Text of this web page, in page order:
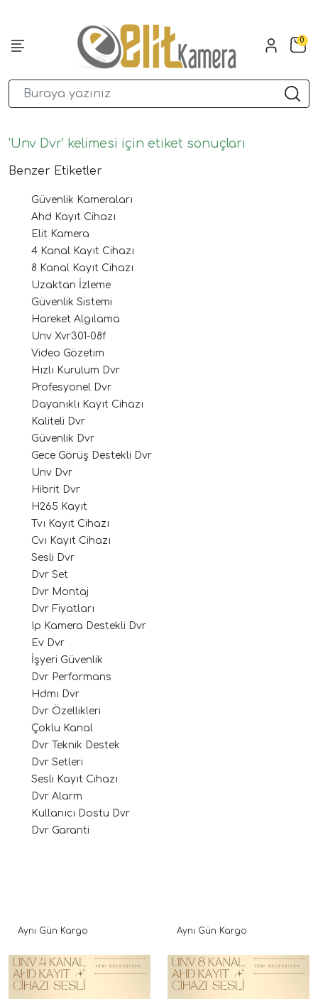
0
'Unv Dvr' kelimesi için etiket sonuçları
Benzer Etiketler
Güvenlik Kameraları
Ahd Kayıt Cihazı
Elit Kamera
4 Kanal Kayıt Cihazı
8 Kanal Kayıt Cihazı
Uzaktan İzleme
Güvenlik Sistemi
Hareket Algılama
Unv Xvr301-08f
Video Gözetim
Hızlı Kurulum Dvr
Profesyonel Dvr
Dayanıklı Kayıt Cihazı
Kaliteli Dvr
Güvenlik Dvr
Gece Görüş Destekli Dvr
Unv Dvr
Hibrit Dvr
H265 Kayıt
Tvı Kayıt Cihazı
Cvı Kayıt Cihazı
Sesli Dvr
Dvr Set
Dvr Montaj
Dvr Fiyatları
Ip Kamera Destekli Dvr
Ev Dvr
İşyeri Güvenlik
Dvr Performans
Hdmı Dvr
Dvr Özellikleri
Çoklu Kanal
Dvr Teknik Destek
Dvr Setleri
Sesli Kayıt Cihazı
Dvr Alarm
Kullanıcı Dostu Dvr
Dvr Garanti
Aynı Gün Kargo Aynı Gün Kargo